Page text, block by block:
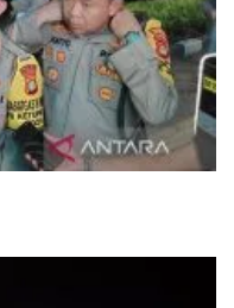
malam takbiran di